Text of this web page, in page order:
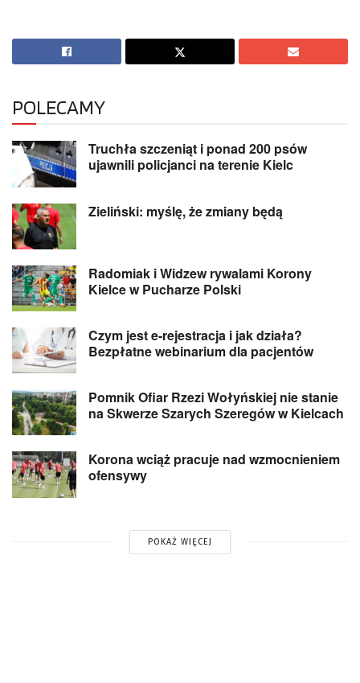
POLECAMY
Truchła szczeniąt i ponad 200 psów
ujawnili policjanci na terenie Kielc
Zieliński: myślę, że zmiany będą
Radomiak i Widzew rywalami Korony
Kielce w Pucharze Polski
Czym jest e-rejestracja i jak działa?
Bezpłatne webinarium dla pacjentów
Pomnik Ofiar Rzezi Wołyńskiej nie stanie
na Skwerze Szarych Szeregów w Kielcach
Korona wciąż pracuje nad wzmocnieniem
ofensywy
POKAŻ WIĘCEJ